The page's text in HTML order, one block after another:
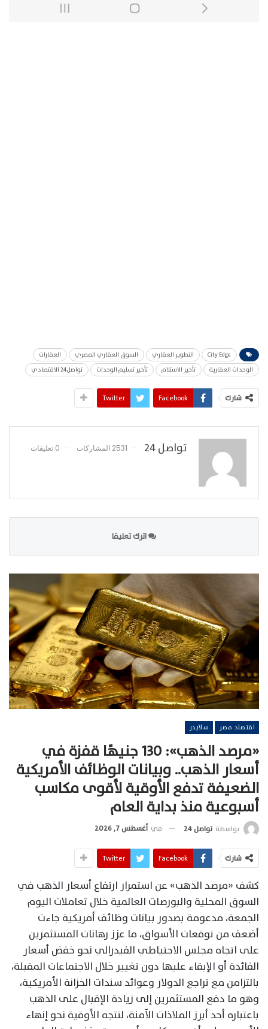
City Edge التطوير العقاري السوق العقاري المصري
العقارات
الوحدات العقارية
تأخير الاستلام تأخير تسليم الوحدات تواصل24 الاقتصادي
شارك Facebook
Twitter
تواصل 24 2531 المشاركات 0 تعليقات
اترك تعليقا
اقتصاد مصر سلايدر
«مرصد الذهب»: 130 جنيهًا قفزة في
أسعار الذهب.. وبيانات الوظائف الأمريكية
الضعيفة تدفع الأوقية لأقوى مكاسب
أسبوعية منذ بداية العام
بواسطة تواصل 24 في أغسطس 7, 2026
شارك Facebook
Twitter
كشف «مرصد الذهب» عن استمرار ارتفاع أسعار الذهب في
السوق المحلية والبورصات العالمية خلال تعاملات اليوم
الجمعة، مدعومة بصدور بيانات وظائف أمريكية جاءت
أضعف من توقعات الأسواق، ما عزز رهانات المستثمرين
على اتجاه مجلس الاحتياطي الفيدرالي نحو خفض أسعار
الفائدة أو الإبقاء عليها دون تغيير خلال الاجتماعات المقبلة،
بالتزامن مع تراجع الدولار وعوائد سندات الخزانة الأمريكية،
وهو ما دفع المستثمرين إلى زيادة الإقبال على الذهب
باعتباره أحد أبرز الملاذات الآمنة، لتتجه الأوقية نحو إنهاء